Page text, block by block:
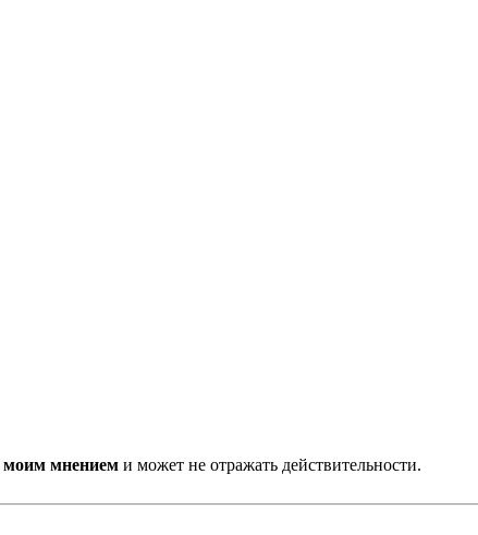
моим мнением и может не отражать действительности.